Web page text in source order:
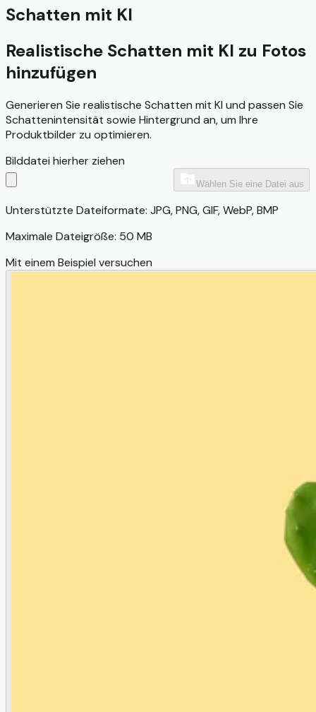
Schatten mit KI
Realistische Schatten mit KI zu Fotos
hinzufügen
Generieren Sie realistische Schatten mit KI und passen Sie
Schattenintensität sowie Hintergrund an, um Ihre
Produktbilder zu optimieren.
Bilddatei hierher ziehen
Wählen Sie eine Datei aus
Unterstützte Dateiformate: JPG, PNG, GIF, WebP, BMP
Maximale Dateigröße: 50 MB
Mit einem Beispiel versuchen